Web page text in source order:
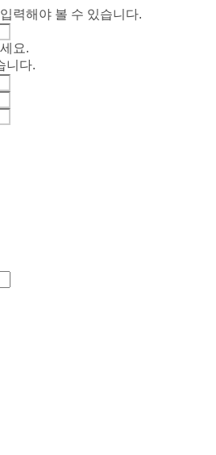
력해야 볼 수 있습니다.
요.
니다.